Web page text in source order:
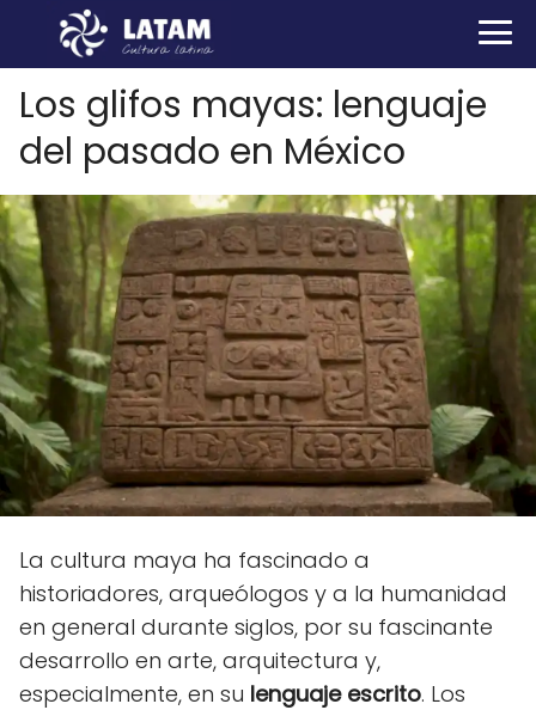
Los glifos mayas: lenguaje
del pasado en México
La cultura maya ha fascinado a
historiadores, arqueólogos y a la humanidad
en general durante siglos, por su fascinante
desarrollo en arte, arquitectura y,
especialmente, en su lenguaje escrito. Los